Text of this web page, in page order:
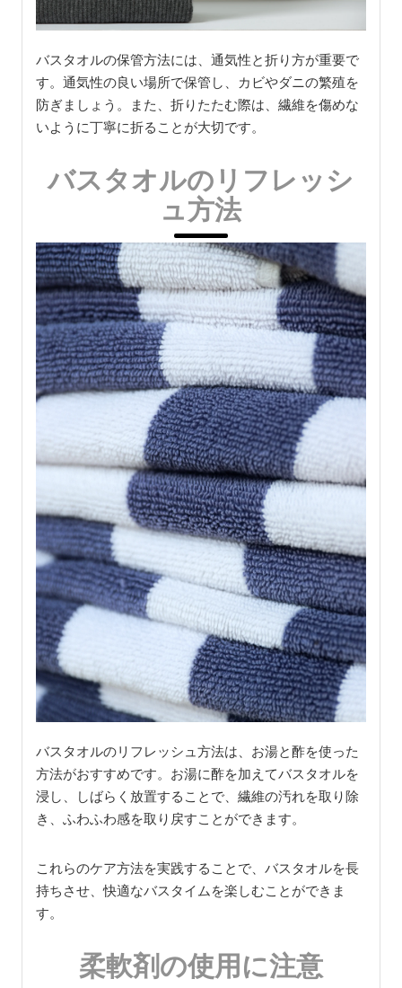
バスタオルの保管方法には、通気性と折り方が重要で
す。通気性の良い場所で保管し、カビやダニの繁殖を
防ぎましょう。また、折りたたむ際は、繊維を傷めな
いように丁寧に折ることが大切です。
バスタオルのリフレッシ
ュ方法
バスタオルのリフレッシュ方法は、お湯と酢を使った
方法がおすすめです。お湯に酢を加えてバスタオルを
浸し、しばらく放置することで、繊維の汚れを取り除
き、ふわふわ感を取り戻すことができます。
これらのケア方法を実践することで、バスタオルを長
持ちさせ、快適なバスタイムを楽しむことができま
す。
柔軟剤の使用に注意